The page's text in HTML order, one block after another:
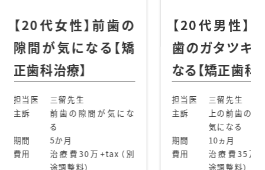
前歯の
る【矯
が気にな
+tax（別
【20代男性】上の前
歯のガタツキが気に
なる【矯正歯科治療】
担当医
主訴
上の前歯のガタツキが
費用
治療費35万+tax（別
【
上
れ
期間